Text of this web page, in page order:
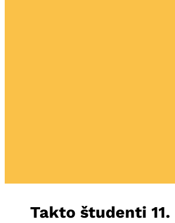
Takto študenti